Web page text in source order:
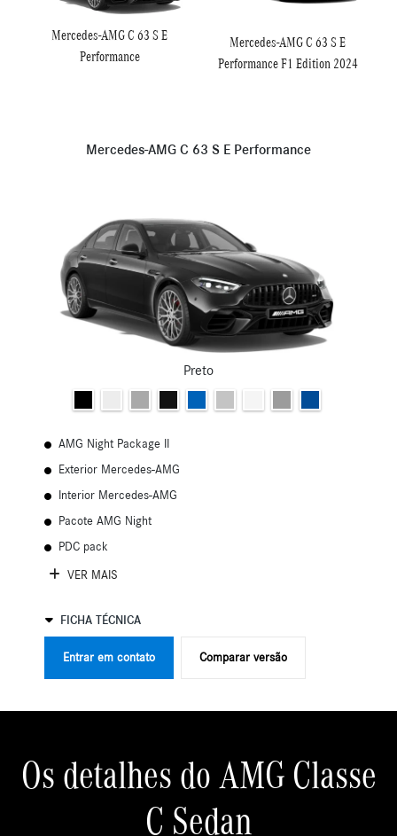
Mercedes-AMG C 63 S E
Performance
Mercedes-AMG C 63 S E
Performance F1 Edition 2024
Mercedes-AMG C 63 S E Performance
Preto
AMG Night Package II
Exterior Mercedes-AMG
Interior Mercedes-AMG
Pacote AMG Night
PDC pack
VER MAIS
FICHA TÉCNICA
Entrar em contato Comparar versão
Os detalhes do AMG Classe
C Sedan